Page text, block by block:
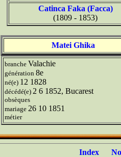
Catinca Faka (Facca)
(1809 - 1853)
Matei Ghika
branche Valachie
génération 8e
né(e) 12 1828
décédé(e) 2 6 1852, Bucarest
obsèques
mariage 26 10 1851
métier
Index